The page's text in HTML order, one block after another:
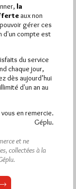
la
aux non
gérer ces
d'un compte est
du service
chaque jour,
dès aujourd’hui
d'un an au
vous en remercie.
Géplu.
et ne
collectées à la